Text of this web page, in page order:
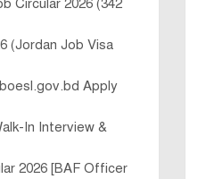
Circular 2026 (342
(Jordan Job Visa
Apply
In Interview &
2026 [BAF Officer